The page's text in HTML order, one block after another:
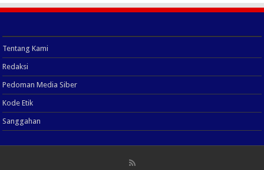
Tentang Kami
Redaksi
Pedoman Media Siber
Kode Etik
Sanggahan